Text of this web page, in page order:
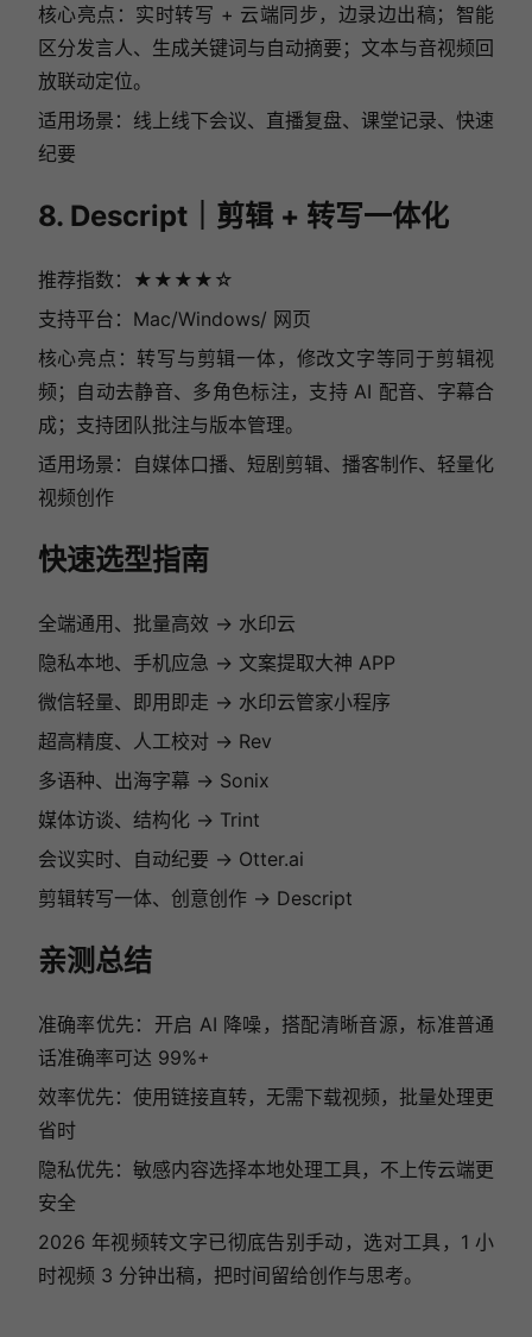
核心亮点：实时转写 + 云端同步，边录边出稿；智能
区分发言人、生成关键词与自动摘要；文本与音视频回
放联动定位。
适用场景：线上线下会议、直播复盘、课堂记录、快速
纪要
8. Descript｜剪辑 + 转写一体化
推荐指数：★★★★☆
支持平台：Mac/Windows/ 网页
核心亮点：转写与剪辑一体，修改文字等同于剪辑视
频；自动去静音、多角色标注，支持 AI 配音、字幕合
成；支持团队批注与版本管理。
适用场景：自媒体口播、短剧剪辑、播客制作、轻量化
视频创作
快速选型指南
全端通用、批量高效 → 水印云
隐私本地、手机应急 → 文案提取大神 APP
微信轻量、即用即走 → 水印云管家小程序
超高精度、人工校对 → Rev
多语种、出海字幕 → Sonix
媒体访谈、结构化 → Trint
会议实时、自动纪要 → Otter.ai
剪辑转写一体、创意创作 → Descript
亲测总结
准确率优先：开启 AI 降噪，搭配清晰音源，标准普通
话准确率可达 99%+
效率优先：使用链接直转，无需下载视频，批量处理更
省时
隐私优先：敏感内容选择本地处理工具，不上传云端更
安全
2026 年视频转文字已彻底告别手动，选对工具，1 小
时视频 3 分钟出稿，把时间留给创作与思考。